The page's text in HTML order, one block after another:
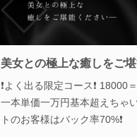
美女との極上な癒しをご
❗️よく出る限定コース❗️
一本単価一万円基本超えちゃ
トのお客様はバック率70%❗️